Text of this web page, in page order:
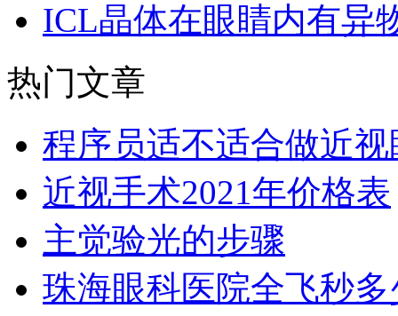
ICL晶体在眼睛内有异
热门文章
程序员适不适合做近视
近视手术2021年价格表
主觉验光的步骤
珠海眼科医院全飞秒